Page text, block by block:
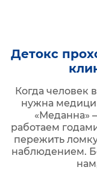
Детокс
Когда человек
нужна
«Меданна»
работаем
пережить
наблюдением.